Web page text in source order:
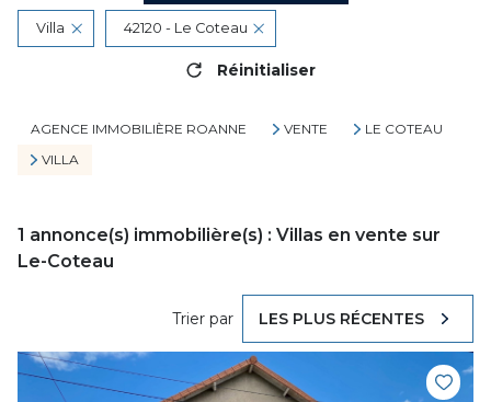
Villa 42120 - Le Coteau
Réinitialiser
AGENCE IMMOBILIÈRE ROANNE VENTE
LE COTEAU
VILLA
1 annonce(s) immobilière(s) : Villas en vente sur
Le-Coteau
Trier par LES PLUS RÉCENTES